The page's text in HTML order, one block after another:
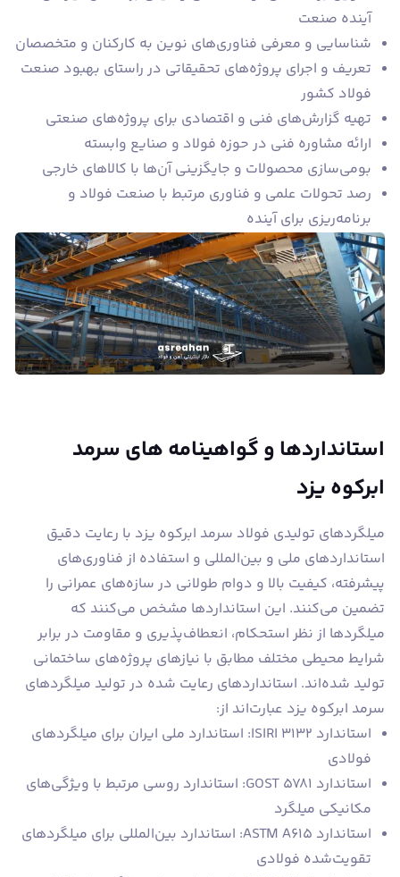
آینده صنعت
شناسایی و معرفی فناوری‌های نوین به کارکنان و متخصصان
تعریف و اجرای پروژه‌های تحقیقاتی در راستای بهبود صنعت
فولاد کشور
تهیه گزارش‌های فنی و اقتصادی برای پروژه‌های صنعتی
ارائه مشاوره فنی در حوزه فولاد و صنایع وابسته
بومی‌سازی محصولات و جایگزینی آن‌ها با کالاهای خارجی
رصد تحولات علمی و فناوری مرتبط با صنعت فولاد و
برنامه‌ریزی برای آینده
استانداردها و گواهینامه های سرمد
ابرکوه یزد
میلگردهای تولیدی فولاد سرمد ابرکوه یزد با رعایت دقیق
استانداردهای ملی و بین‌المللی و استفاده از فناوری‌های
پیشرفته، کیفیت بالا و دوام طولانی در سازه‌های عمرانی را
تضمین می‌کنند. این استانداردها مشخص می‌کنند که
میلگردها از نظر استحکام، انعطاف‌پذیری و مقاومت در برابر
شرایط محیطی مختلف مطابق با نیازهای پروژه‌های ساختمانی
تولید شده‌اند. استانداردهای رعایت شده در تولید میلگردهای
سرمد ابرکوه یزد عبارت‌اند از:
استاندارد ISIRI 3132: استاندارد ملی ایران برای میلگردهای
فولادی
استاندارد GOST 5781: استاندارد روسی مرتبط با ویژگی‌های
مکانیکی میلگرد
استاندارد ASTM A615: استاندارد بین‌المللی برای میلگردهای
تقویت‌شده فولادی